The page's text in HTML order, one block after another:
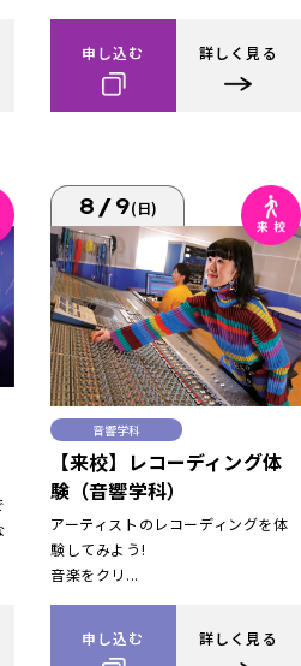
申し込む 詳しく見る
8/9(日)
音響学科
【来校】レコーディング体
験（音響学科）
アーティストのレコーディングを体
験してみよう!
音楽をクリ...
申し込む 詳しく見る